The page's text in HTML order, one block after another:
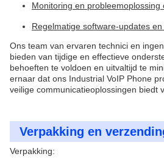
Monitoring en probleemoplossing
Regelmatige software-updates
Ons team van ervaren technici en
bieden van tijdige en effectieve
behoeften te voldoen en uitvaltijd te
ernaar dat ons Industrial VoIP Phone
veilige communicatieoplossingen biedt
Verpakking en
Verpakking: